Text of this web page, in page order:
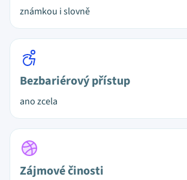
známkou i slovně
Bezbariérový přístup
ano zcela
Zájmové činosti